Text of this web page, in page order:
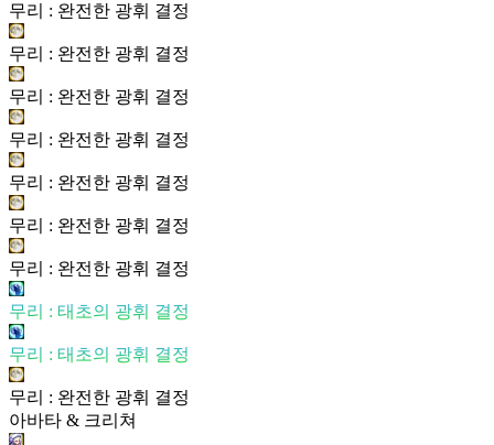
무리 : 완전한 광휘 결정
무리 : 완전한 광휘 결정
무리 : 완전한 광휘 결정
무리 : 완전한 광휘 결정
무리 : 완전한 광휘 결정
무리 : 완전한 광휘 결정
무리 : 완전한 광휘 결정
무리 : 태초의 광휘 결정
무리 : 태초의 광휘 결정
무리 : 완전한 광휘 결정
아바타 & 크리쳐